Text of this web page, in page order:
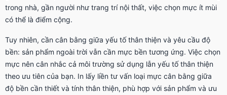
trong nhà, gần người như trang trí nội thất, việc chọn mực ít mùi
có thể là điểm cộng.
Tuy nhiên, cần cân bằng giữa yếu tố thân thiện và yêu cầu độ
bền: sản phẩm ngoài trời vẫn cần mực bền tương ứng. Việc chọn
mực nên cân nhắc cả môi trường sử dụng lẫn yếu tố thân thiện
theo ưu tiên của bạn. In lấy liền tư vấn loại mực cân bằng giữa
độ bền cần thiết và tính thân thiện, phù hợp với sản phẩm và ưu